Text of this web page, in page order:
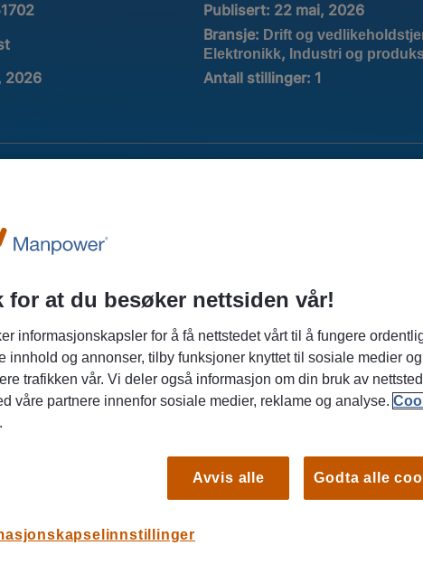
Publisert: 22 mai, 2026
Bransje: Drift og
Elektronikk, Industri og
2026 Antall stillinger: 1
på farten? Bli servicetekniker hos
søker vi nå en engasjert servicetekniker som
arbeidshverdag med et solid fagmiljø i ryggen!
serviceteam og vil arbeide med installasjon,
utstyr innen produktinspeksjon og
Østlandet som hovedarbeidsområde, med jevnlige
for at du besøker nettsiden vår!
informasjonskapsler for å få nettstedet vårt til å fungere
innhold og annonser, tilby funksjoner knyttet til sosiale medier og
trafikken vår. Vi deler også informasjon om din bruk av
våre partnere innenfor sosiale medier, reklame og analyse.
.
Avvis alle Godta alle